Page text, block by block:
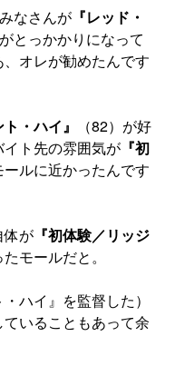
なさんが 『レッド・
とっかかりになって
オレが勧めたんです
・ハイ』
（82）が好
イト先の雰囲気が 『初
ールに近かったんです
が 『初体験／リッジ
モールだと。
ハイ』を監督した）
いることもあって余